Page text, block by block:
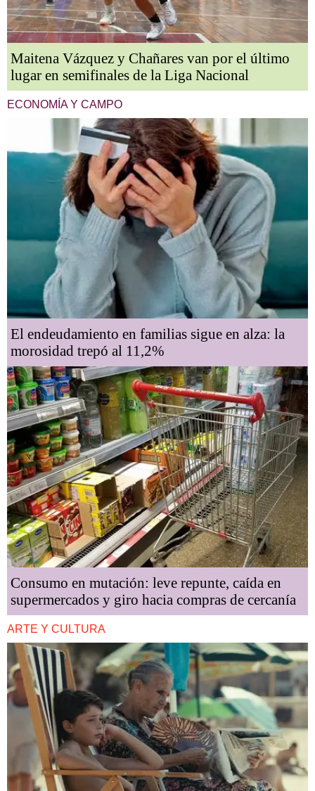
Maitena Vázquez y Chañares van por el último
lugar en semifinales de la Liga Nacional
ECONOMÍA Y CAMPO
El endeudamiento en familias sigue en alza: la
morosidad trepó al 11,2%
Consumo en mutación: leve repunte, caída en
supermercados y giro hacia compras de cercanía
ARTE Y CULTURA